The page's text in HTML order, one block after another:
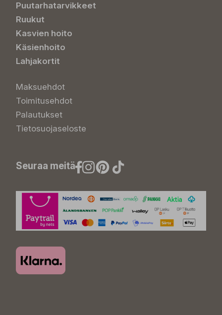
Puutarhatarvikkeet
Ruukut
Kasvien hoito
Käsienhoito
Lahjakortit
Maksuehdot
Toimitusehdot
Palautukset
Tietosuojaseloste
Seuraa meitä